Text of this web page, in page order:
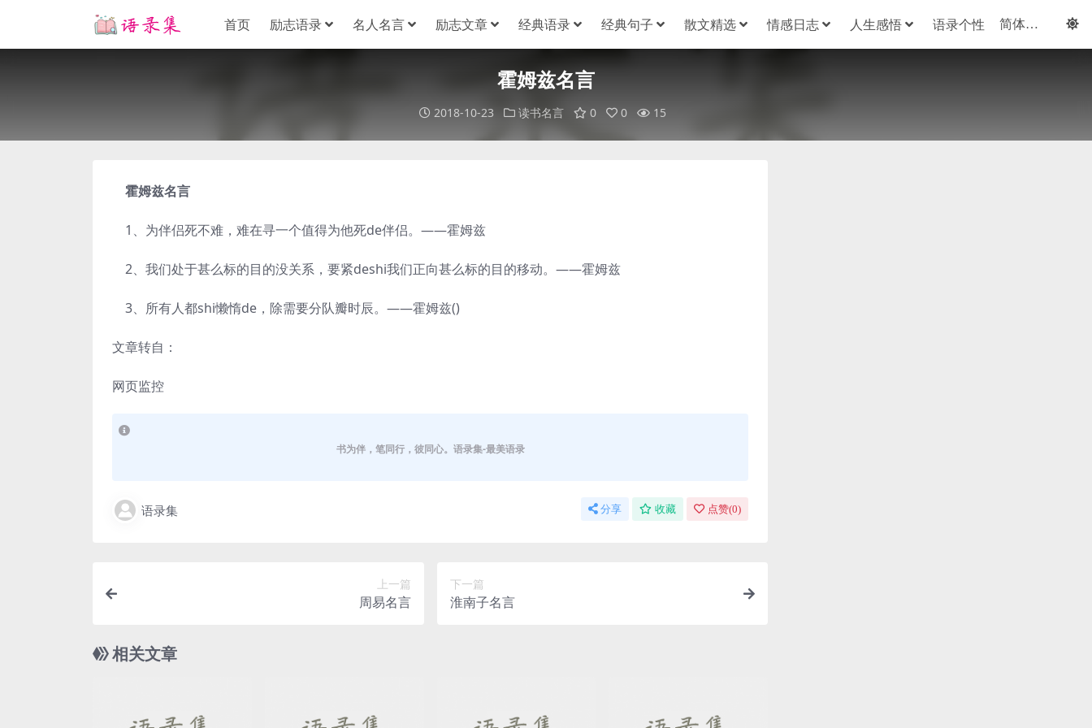
首页 励志语录 名人名言 励志文章 经典语录 经典句子 散文精选 情感日志 人生感悟 语录个性
霍姆兹名言
2018-10-23 读书名言 0 0 15
霍姆兹名言
1、为伴侣死不难，难在寻一个值得为他死de伴侣。——霍姆兹
2、我们处于甚么标的目的没关系，要紧deshi我们正向甚么标的目的移动。——霍姆兹
3、所有人都shi懒惰de，除需要分队瓣时辰。——霍姆兹()
文章转自：
网页监控
书为伴，笔同行，彼同心。语录集-最美语录
语录集 分享 收藏 点赞(0)
上一篇
周易名言
下一篇
淮南子名言
相关文章